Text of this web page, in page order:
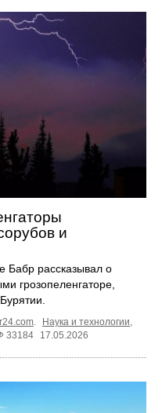
и
Бабр рассказывал о
грозопеленгаторе,
Наука и технологии
33184 17.05.2026